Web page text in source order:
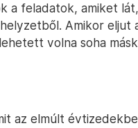
a feladatok, amiket
Amikor
volna soha
az elmúlt